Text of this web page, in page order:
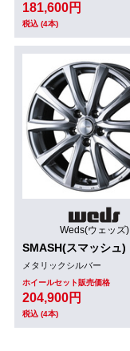
181,600円
税込 (4本)
Weds(ウェッズ)
SMASH(スマッシュ)
メタリックシルバー
ホイールセット販売価格
204,900円
税込 (4本)